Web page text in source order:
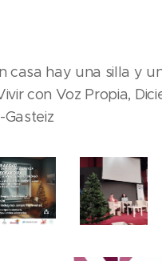
casa hay una silla y
con Voz Propia,
Gasteiz